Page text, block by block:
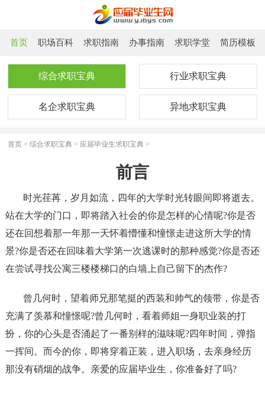
首页 职场百科 求职指南 办事指南 求职学堂 简历模板
综合求职宝典 行业求职宝典
名企求职宝典 异地求职宝典
首页 >综合求职宝典 > 应届毕业生求职宝典 >
前言
时光荏苒，岁月如流，四年的大学时光转眼间即将逝去。
站在大学的门口，即将踏入社会的你是怎样的心情呢?你是否
还在回想着那一年那一天怀着懵懂和憧憬走进这所大学的情
景?你是否还在回味着大学第一次逃课时的那种感觉?你是否还
在尝试寻找公寓三楼楼梯口的白墙上自己留下的杰作?
曾几何时，望着师兄那笔挺的西装和帅气的领带，你是否
充满了羡慕和憧憬呢?曾几何时，看着师姐一身职业装的打
扮，你的心头是否涌起了一番别样的滋味呢?四年时间，弹指
一挥间。而今的你，即将穿着正装，进入职场，去亲身经历
那没有硝烟的战争。亲爱的应届毕业生，你准备好了吗?